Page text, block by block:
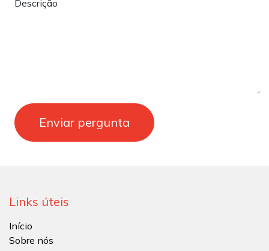
Descrição
Enviar pergunta
Links úteis
Início
Sobre nós